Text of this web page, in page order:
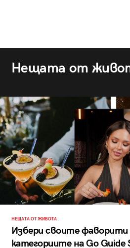
Нещата от
НЕЩАТА ОТ ЖИВОТА
Избери своите фаворити
категориите на Go Guide